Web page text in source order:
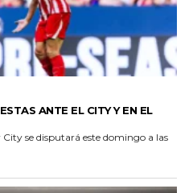
ANTE EL CITY Y EN EL
se disputará este domingo a las